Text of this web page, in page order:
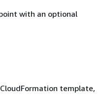
with an optional
template,